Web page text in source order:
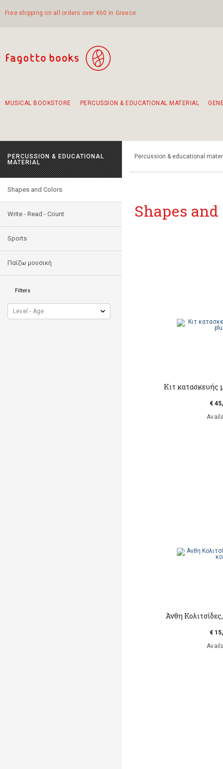
Free shipping on all orders over €60 in Greece
MUSICAL BOOKSTORE PERCUSSION & EDUCATIONAL MATERIAL
PERCUSSION & EDUCATIONAL
MATERIAL
Shapes and Colors
Write - Read - Count
Sports
Παίζω μουσική
Filters
Percussion & educational
Shapes
Κιτ κατασκευής
€
Άνθη
€